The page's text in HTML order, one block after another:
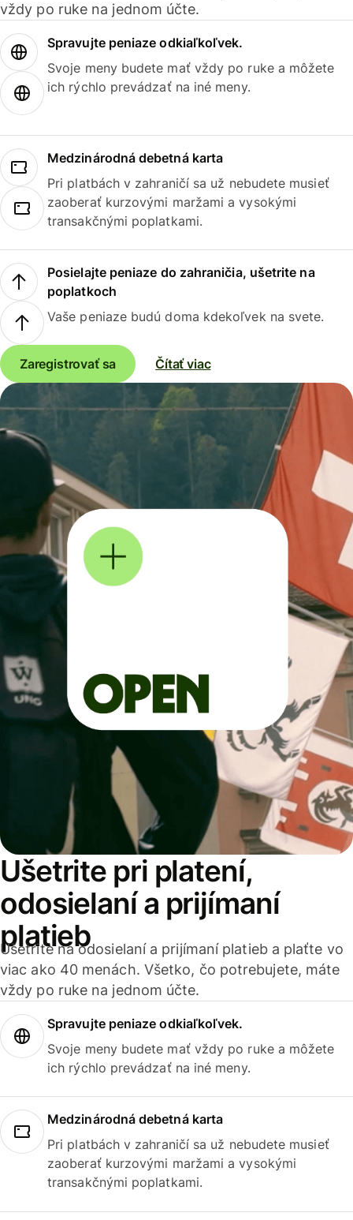
vždy po ruke na jednom účte.
Spravujte peniaze odkiaľkoľvek.
Svoje meny budete mať vždy po ruke a môžete
ich rýchlo prevádzať na iné meny.
Medzinárodná debetná karta
Pri platbách v zahraničí sa už nebudete musieť
zaoberať kurzovými maržami a vysokými
transakčnými poplatkami.
Posielajte peniaze do zahraničia, ušetrite na
poplatkoch
Vaše peniaze budú doma kdekoľvek na svete.
Zaregistrovať sa Čítať viac
Ušetrite pri platení,
odosielaní a prijímaní
platieb
Ušetrite na odosielaní a prijímaní platieb a plaťte vo
viac ako 40 menách. Všetko, čo potrebujete, máte
vždy po ruke na jednom účte.
Spravujte peniaze odkiaľkoľvek.
Svoje meny budete mať vždy po ruke a môžete
ich rýchlo prevádzať na iné meny.
Medzinárodná debetná karta
Pri platbách v zahraničí sa už nebudete musieť
zaoberať kurzovými maržami a vysokými
transakčnými poplatkami.